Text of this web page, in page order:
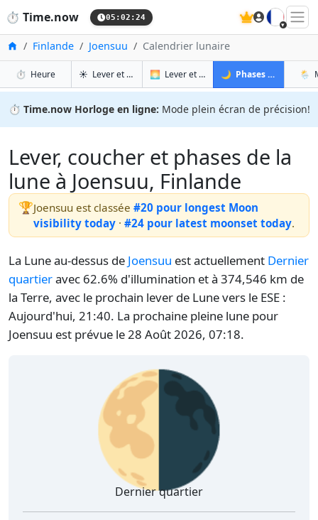
⏱️ Time.now 05:02:25 🇫🇷
Accueil
Finlande Joensuu Calendrier lunaire
⏱️ Heureà Joensuu
☀️ Lever et coucher du soleil à Joensuu
🌅 Lever et coucher du soleil demain à
🌙 Phases de la Lune 🌦️
⏱️ Time.now Horloge en ligne: Mode plein écran de précision!
Lever, coucher et phases de la
lune à Joensuu, Finlande
🏆Joensuu est classée #20 pour longest Moon
visibility today · #24 pour latest moonset today.
La Lune au-dessus de Joensuu est actuellement Dernier
quartieravec 62.6% d'illumination et à 374,546 km de
la Terre, avec le prochain lever de Lune vers le ESE :
Aujourd'hui, 21:40. La prochaine pleine lune pour
Joensuu est prévue le 28 Août 2026, 07:18.
🌗
Dernier quartier